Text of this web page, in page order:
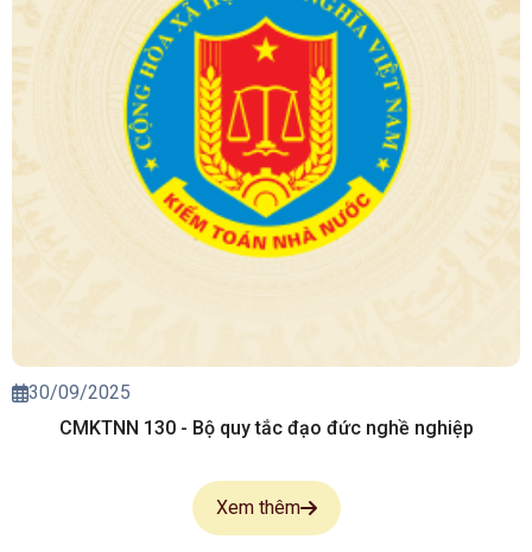
30/09/2025
CMKTNN 130 - Bộ quy tắc đạo đức nghề nghiệp
Xem thêm